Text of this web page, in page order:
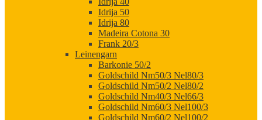
Idrija 50
Idrija 80
Madeira Cotona 30
Frank 20/3
Leinengarn
Barkonie 50/2
Goldschild Nm50/3 Nel80/3
Goldschild Nm50/2 Nel80/2
Goldschild Nm40/3 Nel66/3
Goldschild Nm60/3 Nel100/3
Goldschild Nm60/2 Nel100/2